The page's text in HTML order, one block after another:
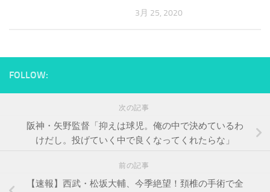
3月 25, 2020
FOLLOW:
次の記事
阪神・矢野監督「抑えは球児。俺の中で決めているわ
けだし。投げていく中で良くなってくれたらな」
前の記事
【速報】西武・松坂大輔、今季絶望！頚椎の手術で全